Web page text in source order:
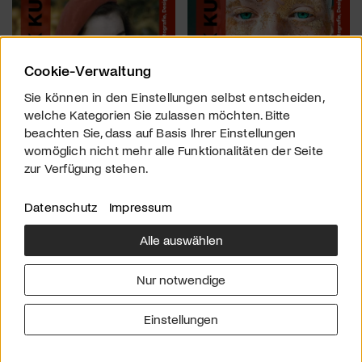
Über uns
Downloads
Werben
Impressum
Cookie-Verwaltung
Sie können in den Einstellungen selbst entscheiden,
welche Kategorien Sie zulassen möchten. Bitte
beachten Sie, dass auf Basis Ihrer Einstellungen
womöglich nicht mehr alle Funktionalitäten der Seite
zur Verfügung stehen.
Datenschutz Impressum
Alle auswählen
Nur notwendige
Einstellungen